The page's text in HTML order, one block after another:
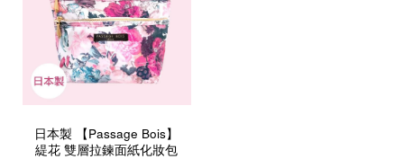
日本製 【Passage Bois】
緹花 雙層拉鍊面紙化妝包